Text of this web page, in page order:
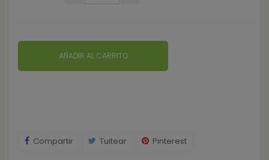
AÑADIR AL CARRITO
Compartir Tuitear Pinterest